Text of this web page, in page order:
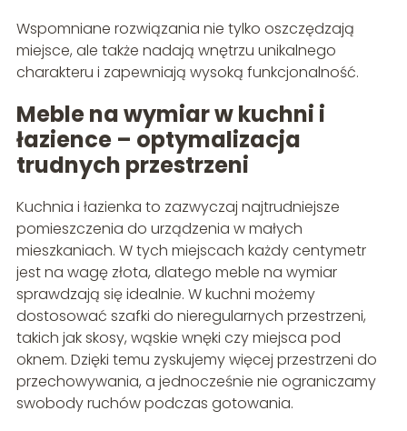
Wspomniane rozwiązania nie tylko oszczędzają
miejsce, ale także nadają wnętrzu unikalnego
charakteru i zapewniają wysoką funkcjonalność.
Meble na wymiar w kuchni i
łazience – optymalizacja
trudnych przestrzeni
Kuchnia i łazienka to zazwyczaj najtrudniejsze
pomieszczenia do urządzenia w małych
mieszkaniach. W tych miejscach każdy centymetr
jest na wagę złota, dlatego meble na wymiar
sprawdzają się idealnie. W kuchni możemy
dostosować szafki do nieregularnych przestrzeni,
takich jak skosy, wąskie wnęki czy miejsca pod
oknem. Dzięki temu zyskujemy więcej przestrzeni do
przechowywania, a jednocześnie nie ograniczamy
swobody ruchów podczas gotowania.